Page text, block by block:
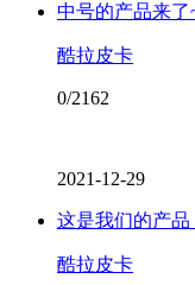
中号的产品来了
酷拉皮卡
0/2162
2021-12-29
这是我们的产品
酷拉皮卡